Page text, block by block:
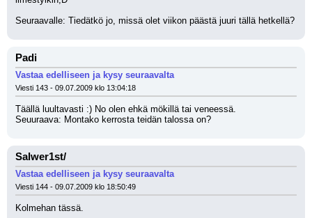
Seuraavalle: Tiedätkö jo, missä olet viikon päästä juuri tällä hetkellä?
Padi
Vastaa edelliseen ja kysy seuraavalta
Viesti 143 - 09.07.2009 klo 13:04:18
Täällä luultavasti :) No olen ehkä mökillä tai veneessä.
Seuuraava: Montako kerrosta teidän talossa on?
Salwer1st/
Vastaa edelliseen ja kysy seuraavalta
Viesti 144 - 09.07.2009 klo 18:50:49
Kolmehan tässä.